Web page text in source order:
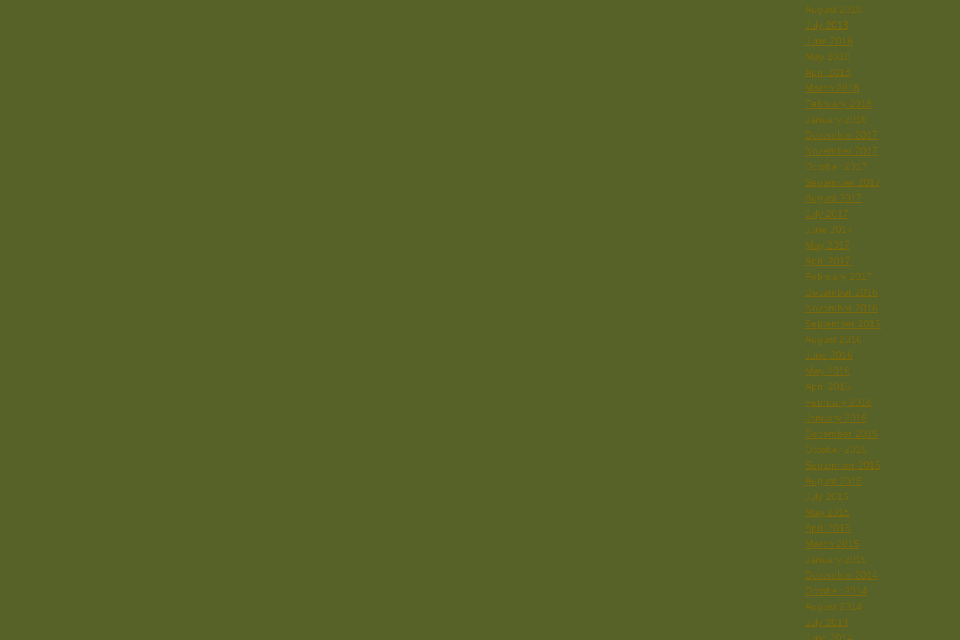
August 2018
July 2018
June 2018
May 2018
April 2018
March 2018
February 2018
January 2018
December 2017
November 2017
October 2017
September 2017
August 2017
July 2017
June 2017
May 2017
April 2017
February 2017
December 2016
November 2016
September 2016
August 2016
June 2016
May 2016
April 2016
February 2016
January 2016
December 2015
October 2015
September 2015
August 2015
July 2015
May 2015
April 2015
March 2015
January 2015
December 2014
October 2014
August 2014
July 2014